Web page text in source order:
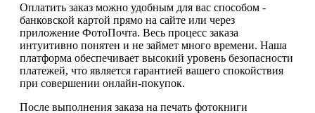
Оплатить заказ можно удобным для вас способом -
банковской картой прямо на сайте или через
приложение ФотоПочта. Весь процесс заказа
интуитивно понятен и не займет много времени. Наша
платформа обеспечивает высокий уровень безопасности
платежей, что является гарантией вашего спокойствия
при совершении онлайн-покупок.
После выполнения заказа на печать фотокниги